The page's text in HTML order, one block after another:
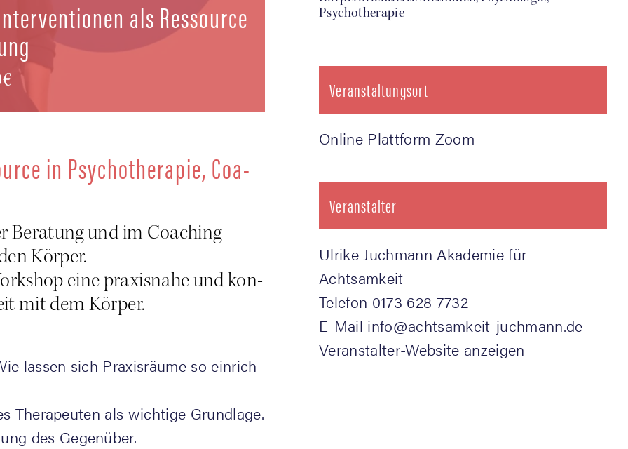
als Res­sour­ce
in Psy­cho­the­ra­pie, Coa­
Bera­tung und im Coa­ching
Körper.
eine pra­xis­na­he und kon­
mit dem Körper.
las­sen sich Pra­xis­räu­me so ein­rich­
The­ra­peu­ten als wich­ti­ge Grundlage.
des Gegenüber.
Psychotherapie
Veranstaltungsort
Online Platt­form Zoom
Veranstalter
Ulri­ke Juch­mann Aka­de­mie für
Achtsamkeit
Telefon 0173 628 7732
E-Mail info@achtsamkeit-juchmann.de
Veranstalter-Website anzeigen